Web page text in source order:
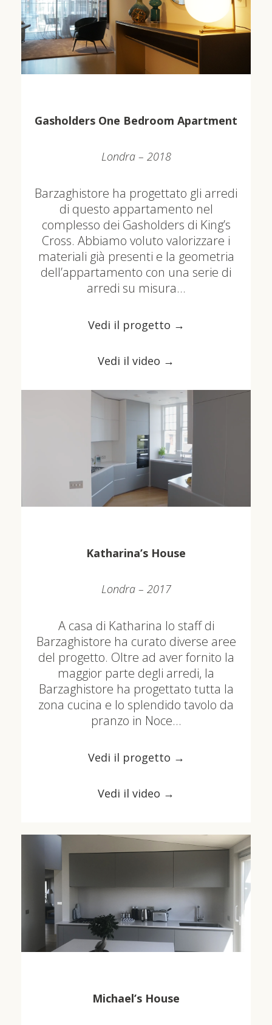
Gasholders One Bedroom Apartment
Londra – 2018
Barzaghistore ha progettato gli arredi
di questo appartamento nel
complesso dei Gasholders di King’s
Cross. Abbiamo voluto valorizzare i
materiali già presenti e la geometria
dell’appartamento con una serie di
arredi su misura…
Vedi il progetto →
Vedi il video →
Katharina’s House
Londra – 2017
A casa di Katharina lo staff di
Barzaghistore ha curato diverse aree
del progetto. Oltre ad aver fornito la
maggior parte degli arredi, la
Barzaghistore ha progettato tutta la
zona cucina e lo splendido tavolo da
pranzo in Noce…
Vedi il progetto →
Vedi il video →
Michael’s House